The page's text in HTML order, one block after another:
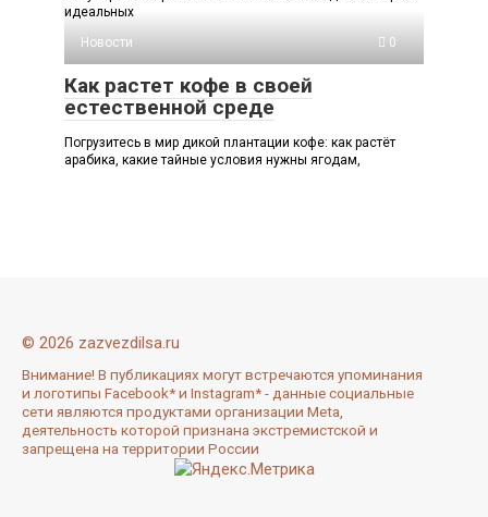
идеальных
Новости
0
Как растет кофе в своей
естественной среде
Погрузитесь в мир дикой плантации кофе: как растёт
арабика, какие тайные условия нужны ягодам,
© 2026 zazvezdilsa.ru
Внимание! В публикациях могут встречаются упоминания
и логотипы Facebook* и Instagram* - данные социальные
сети являются продуктами организации Meta,
деятельность которой признана экстремистской и
запрещена на территории России